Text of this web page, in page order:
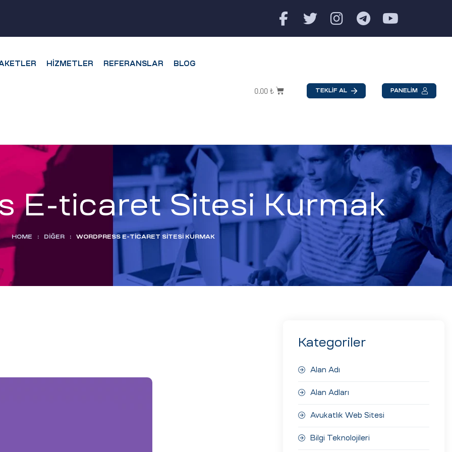
HIZMETLER REFERANSLAR BLOG
0.00 ₺ TEKLİF AL PANELİM
E-ticaret Sitesi Kurmak
HOME : DIĞER : WORDPRESS E-TICARET SITESI KURMAK
Kategoriler
Alan Adı
Alan Adları
Avukatlık Web Sitesi
Bilgi Teknolojileri